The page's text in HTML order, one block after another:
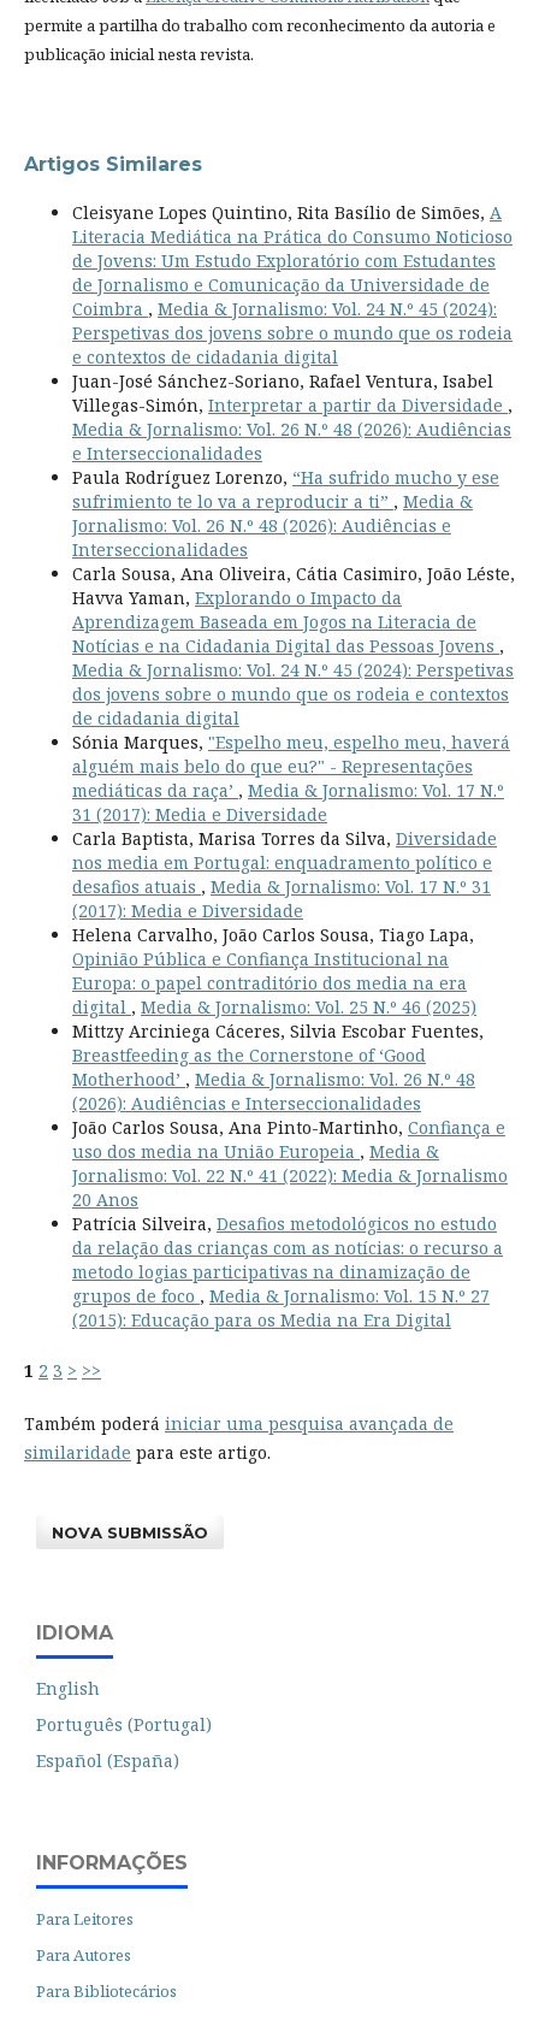
permite a partilha do trabalho com reconhecimento da autoria e
publicação inicial nesta revista.
Artigos Similares
Cleisyane Lopes Quintino, Rita Basílio de Simões, A
Literacia Mediática na Prática do Consumo Noticioso
de Jovens: Um Estudo Exploratório com Estudantes
de Jornalismo e Comunicação da Universidade de
Coimbra , Media & Jornalismo: Vol. 24 N.º 45 (2024):
Perspetivas dos jovens sobre o mundo que os rodeia
e contextos de cidadania digital
Juan-José Sánchez-Soriano, Rafael Ventura, Isabel
Villegas-Simón, Interpretar a partir da Diversidade ,
Media & Jornalismo: Vol. 26 N.º 48 (2026): Audiências
e Interseccionalidades
Paula Rodríguez Lorenzo, “Ha sufrido mucho y ese
sufrimiento te lo va a reproducir a ti” , Media &
Jornalismo: Vol. 26 N.º 48 (2026): Audiências e
Interseccionalidades
Carla Sousa, Ana Oliveira, Cátia Casimiro, João Léste,
Havva Yaman, Explorando o Impacto da
Aprendizagem Baseada em Jogos na Literacia de
Notícias e na Cidadania Digital das Pessoas Jovens ,
Media & Jornalismo: Vol. 24 N.º 45 (2024): Perspetivas
dos jovens sobre o mundo que os rodeia e contextos
de cidadania digital
Sónia Marques, "Espelho meu, espelho meu, haverá
alguém mais belo do que eu?" - Representações
mediáticas da raça’ , Media & Jornalismo: Vol. 17 N.º
31 (2017): Media e Diversidade
Carla Baptista, Marisa Torres da Silva, Diversidade
nos media em Portugal: enquadramento político e
desafios atuais , Media & Jornalismo: Vol. 17 N.º 31
(2017): Media e Diversidade
Helena Carvalho, João Carlos Sousa, Tiago Lapa,
Opinião Pública e Confiança Institucional na
Europa: o papel contraditório dos media na era
digital , Media & Jornalismo: Vol. 25 N.º 46 (2025)
Mittzy Arciniega Cáceres, Silvia Escobar Fuentes,
Breastfeeding as the Cornerstone of ‘Good
Motherhood’ , Media & Jornalismo: Vol. 26 N.º 48
(2026): Audiências e Interseccionalidades
João Carlos Sousa, Ana Pinto-Martinho, Confiança e
uso dos media na União Europeia , Media &
Jornalismo: Vol. 22 N.º 41 (2022): Media & Jornalismo
20 Anos
Patrícia Silveira, Desafios metodológicos no estudo
da relação das crianças com as notícias: o recurso a
metodo logias participativas na dinamização de
grupos de foco , Media & Jornalismo: Vol. 15 N.º 27
(2015): Educação para os Media na Era Digital
1 2 3 > >>
Também poderá iniciar uma pesquisa avançada de
similaridade para este artigo.
NOVA SUBMISSÃO
IDIOMA
English
Português (Portugal)
Español (España)
INFORMAÇÕES
Para Leitores
Para Autores
Para Bibliotecários